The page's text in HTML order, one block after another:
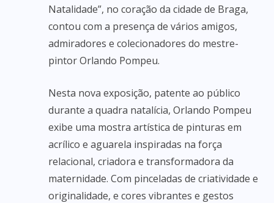
Natalidade”, no coração da cidade de Braga,
contou com a presença de vários amigos,
admiradores e colecionadores do mestre-
pintor Orlando Pompeu.
Nesta nova exposição, patente ao público
durante a quadra natalícia, Orlando Pompeu
exibe uma mostra artística de pinturas em
acrílico e aguarela inspiradas na força
relacional, criadora e transformadora da
maternidade. Com pinceladas de criatividade e
originalidade, e cores vibrantes e gestos